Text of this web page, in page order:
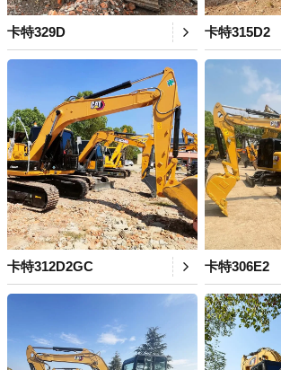
卡特329D 卡特315D2
卡特312D2GC 卡特306E2